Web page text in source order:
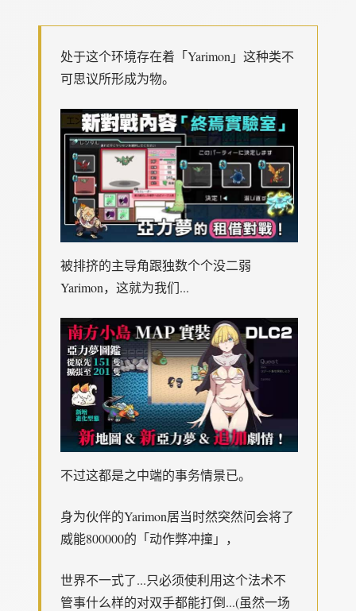
处于这个环境存在着「Yarimon」这种类不
可思议所形成为物。
被排挤的主导角跟独数个个没二弱
Yarimon，这就为我们...
不过这都是之中端的事务情景已。
身为伙伴的Yarimon居当时然突然问会将了
威能800000的「动作弊冲撞」，
世界不一式了...只必须使利用这个法术不
管事什么样的对双手都能打倒...(虽然一场